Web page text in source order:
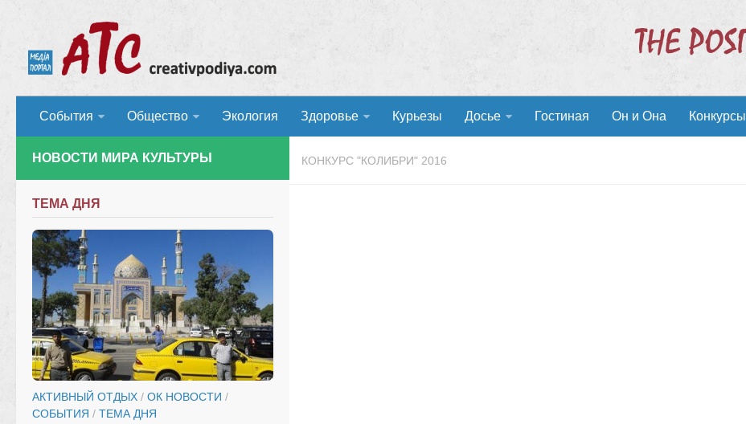
События Общество Экология Здоровье Курьезы Досье Гостиная Он и Она Конкурсы
КОНКУРС "КОЛИБРИ" 2016
НОВОСТИ МИРА КУЛЬТУРЫ
ТЕМА ДНЯ
АКТИВНЫЙ ОТДЫХ / ОК НОВОСТИ /
СОБЫТИЯ / ТЕМА ДНЯ